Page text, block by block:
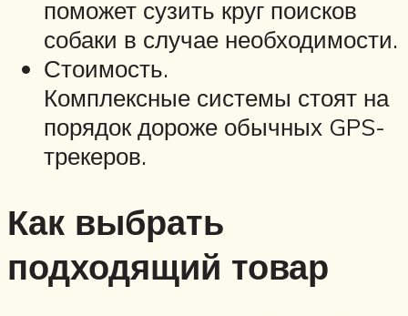
поможет сузить круг поисков
собаки в случае необходимости.
Стоимость.
Комплексные системы стоят на
порядок дороже обычных GPS-
трекеров.
Как выбрать
подходящий товар